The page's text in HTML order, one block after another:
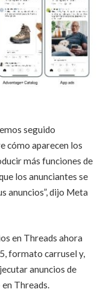
seguido
cómo aparecen los
más funciones de
los anunciantes se
anuncios”, dijo Meta
en Threads ahora
formato carrusel y,
anuncios de
Threads.